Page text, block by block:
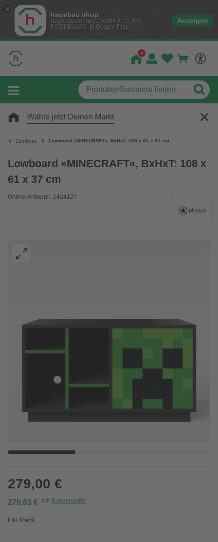
hagebau shop
hagebau connect GmbH & Co. KG
KOSTENLOS- In Google Play
Anzeigen
Wähle jetzt Deinen Markt
Schränke Lowboard »MINECRAFT«, BxHxT: 108 x 61 x 37 cm
Lowboard »MINECRAFT«, BxHxT: 108 x
61 x 37 cm
Online-Artikelnr.: 1424127
279,00 €
270,63 € mit Kundenkarte
Inkl. MwSt.